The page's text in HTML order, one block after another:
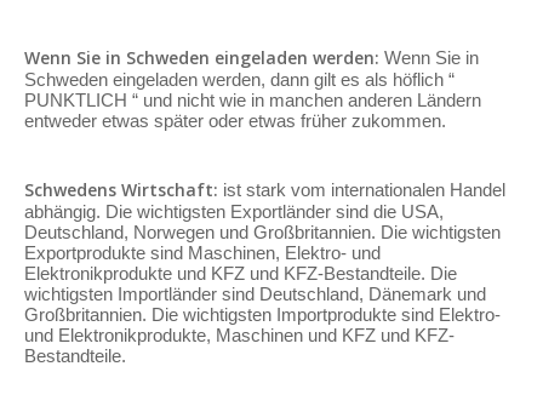
Wenn Sie in Schweden eingeladen werden: Wenn Sie in
Schweden eingeladen werden, dann gilt es als höflich “
PUNKTLICH “ und nicht wie in manchen anderen Ländern
entweder etwas später oder etwas früher zukommen.
Schwedens Wirtschaft: ist stark vom internationalen Handel
abhängig. Die wichtigsten Exportländer sind die USA,
Deutschland, Norwegen und Großbritannien. Die wichtigsten
Exportprodukte sind Maschinen, Elektro- und
Elektronikprodukte und KFZ und KFZ-Bestandteile. Die
wichtigsten Importländer sind Deutschland, Dänemark und
Großbritannien. Die wichtigsten Importprodukte sind Elektro-
und Elektronikprodukte, Maschinen und KFZ und KFZ-
Bestandteile.